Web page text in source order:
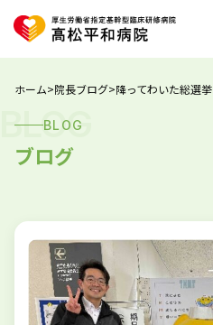
ホーム>院長ブログ>降ってわいた総選挙
BLOG
BLOG
ブログ